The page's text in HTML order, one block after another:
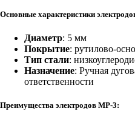
Основные характеристики
Диаметр: 5 мм
Покрытие: рутилово-
Тип стали:
Назначение: Ручная
ответственности
Преимущества электродов МР-3: